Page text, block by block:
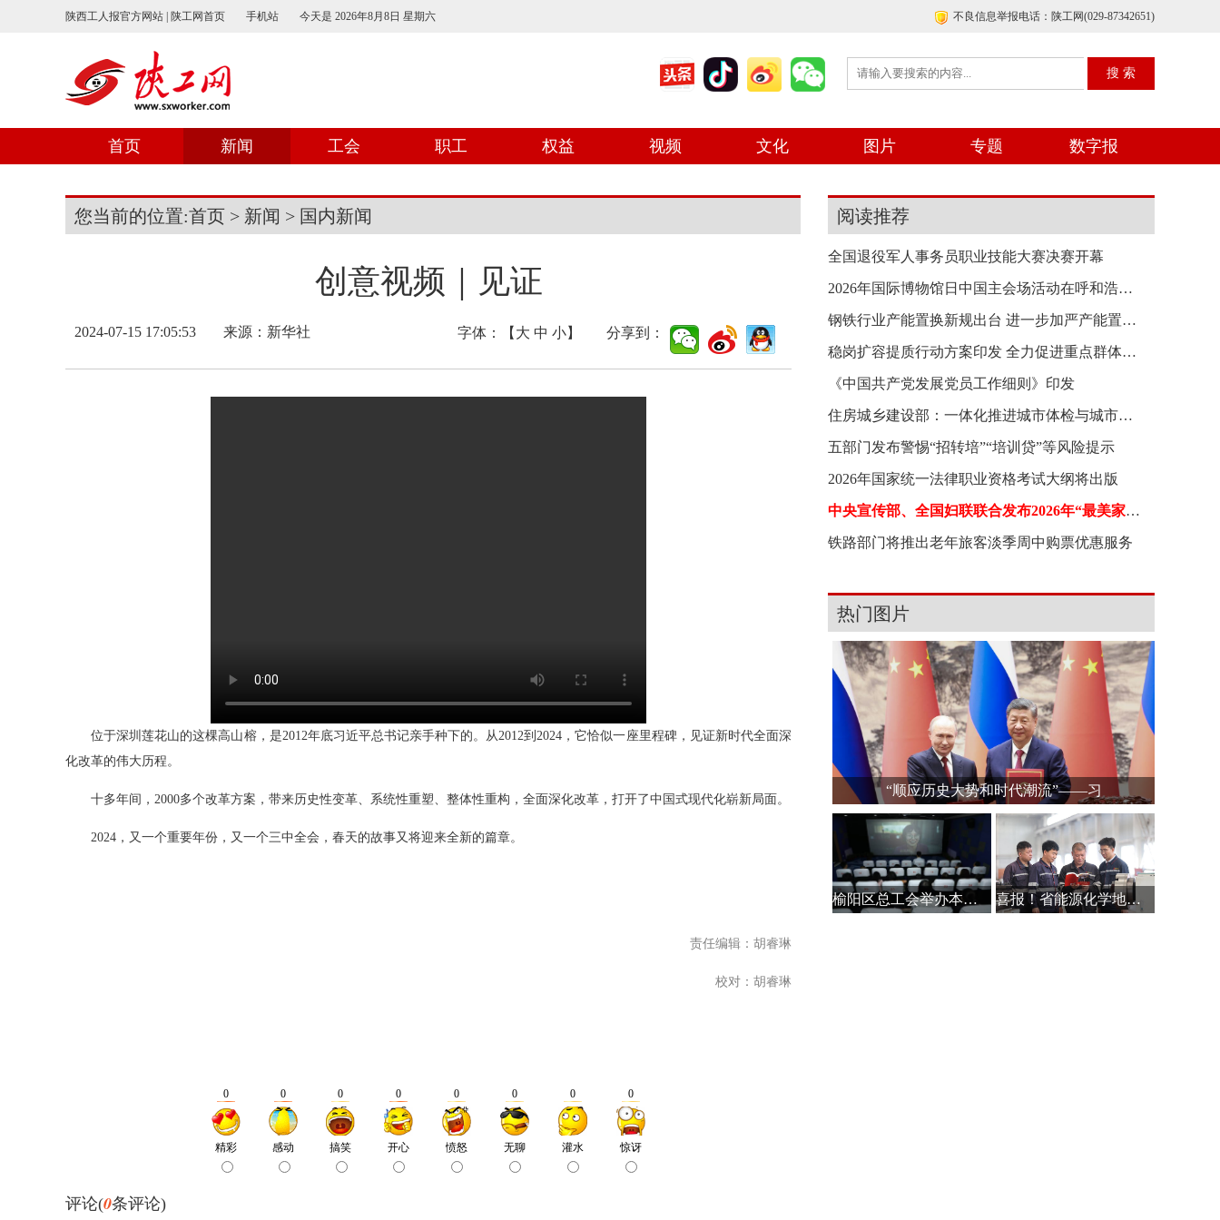
陕西工人报官方网站 | 陕工网首页 手机站 今天是 2026年8月8日 星期六 不良信息举报电话：陕工网(029-87342651)
首页 新闻 工会 职工 权益 视频 文化 图片 专题 数字报
您当前的位置:首页 > 新闻 > 国内新闻
创意视频｜见证
2024-07-15 17:05:53 来源： 新华社 字体：【 大 中 小】 分享到：
位于深圳莲花山的这棵高山榕，是2012年底习近平总书记亲手种下的。从2012到2024，它恰似一座里程碑，见证新时代全面深
化改革的伟大历程。
十多年间，2000多个改革方案，带来历史性变革、系统性重塑、整体性重构，全面深化改革，打开了中国式现代化崭新局面。
2024，又一个重要年份，又一个三中全会，春天的故事又将迎来全新的篇章。
责任编辑：胡睿琳
校对：胡睿琳
评论(0条评论)
阅读推荐
全国退役军人事务员职业技能大赛决赛开幕
2026年国际博物馆日中国主会场活动在呼和浩特举行
钢铁行业产能置换新规出台 进一步加严产能置换要
稳岗扩容提质行动方案印发 全力促进重点群体就业
《中国共产党发展党员工作细则》印发
住房城乡建设部：一体化推进城市体检与城市更新
五部门发布警惕“招转培”“培训贷”等风险提示
2026年国家统一法律职业资格考试大纲将出版
中央宣传部、全国妇联联合发布2026年“最美家庭”
铁路部门将推出老年旅客淡季周中购票优惠服务
热门图片
“顺应历史大势和时代潮流”——习
榆阳区总工会举办本土作家白保林创 喜报！省能源化学地质工会系统主题